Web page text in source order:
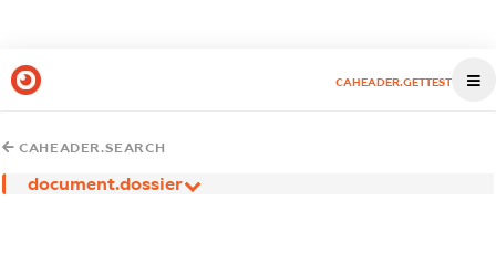
CAHEADER.GETTEST
CAHEADER.SEARCH
document.dossier